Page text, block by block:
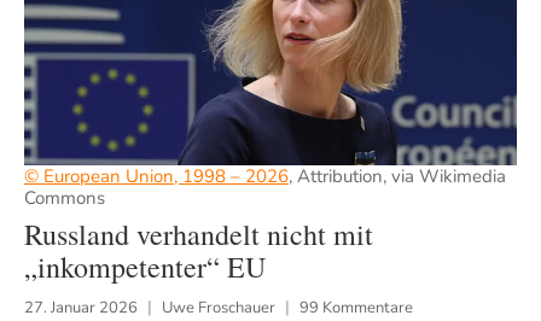
© European Union, 1998 – 2026, Attribution, via Wikimedia
Commons
Russland verhandelt nicht mit
„inkompetenter“ EU
27. Januar 2026 Uwe Froschauer 99 Kommentare